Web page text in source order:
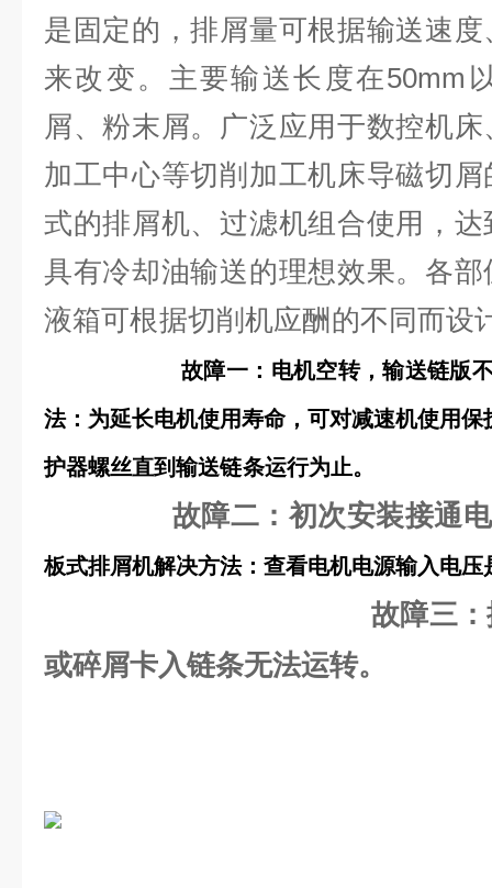
是固定的，排屑量可根据输送速
来改变。主要输送长度在50mm
屑、粉末屑。广泛应用于数控机
加工中心等切削加工机床导磁切
式的排屑机、过滤机组合使用，
具有冷却油输送的理想效果。各
液箱可根据切削机应酬的
故障一：电机空转，输送链版
法：为延长电机使用寿命，可对减速机使用
护器螺丝直到输送链
故障二：初次安装接通
板式排屑机解决方法：查看电机电源输入电
故障三
或碎屑卡入链条无法运转。